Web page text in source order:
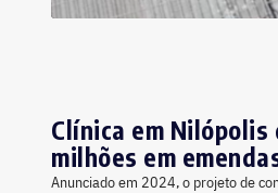
Clínica em Nilópolis
milhões em
Anunciado em 2024, o projeto de